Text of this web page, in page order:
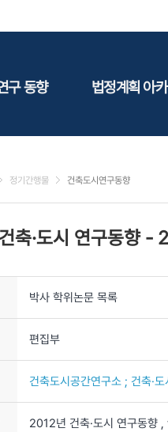
구 동향
동향
법정계획 아
환경
자료실
정기간행물 건축도시연구동향
축·도시 연구동향-
박사 학위논문 목록
편집부
건축도시공간연구소 ; 건축·
2012년 건축·도시 연구동향 ,